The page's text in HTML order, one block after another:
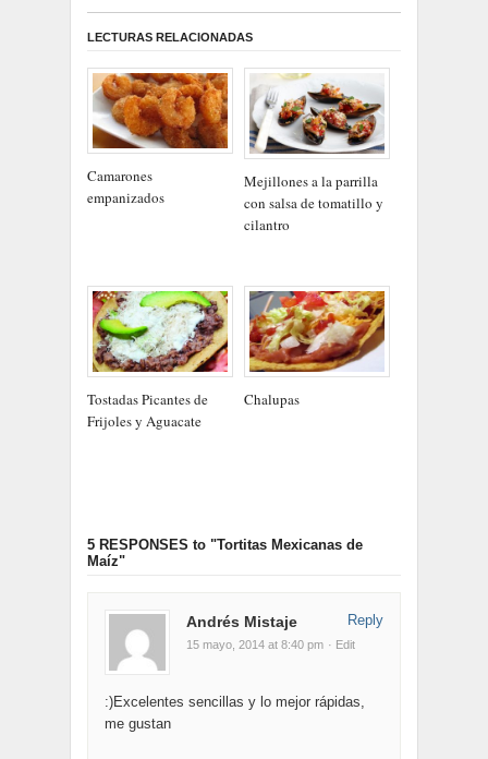
LECTURAS RELACIONADAS
Camarones
empanizados
Mejillones a la parrilla
con salsa de tomatillo y
cilantro
Tostadas Picantes de
Frijoles y Aguacate
Chalupas
5 RESPONSES to "Tortitas Mexicanas de
Maíz"
Andrés Mistaje
15 mayo, 2014 at 8:40 pm · Edit
:)Excelentes sencillas y lo mejor rápidas,
me gustan
Reply